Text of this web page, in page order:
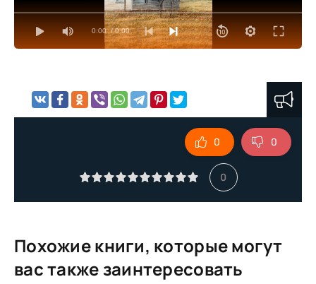
0:00 / 0:00
0
0 0
Похожие книги, которые могут
вас также заинтересовать